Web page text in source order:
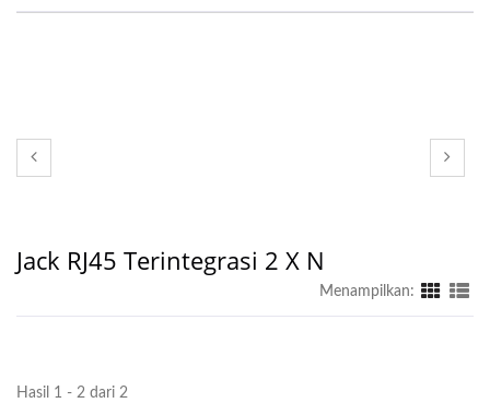
Jack RJ45 Terintegrasi 2 X N
Menampilkan:
Hasil 1 - 2 dari 2